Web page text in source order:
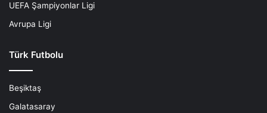
UEFA Şampiyonlar Ligi
Avrupa Ligi
Türk Futbolu
Beşiktaş
Galatasaray